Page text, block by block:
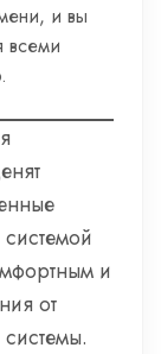
и вы
всеми
и
от